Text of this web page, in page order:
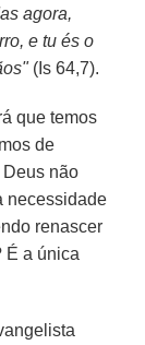
agora,
e tu és o
(Is 64,7).
que temos
de
não
necessidade
renascer
É a única